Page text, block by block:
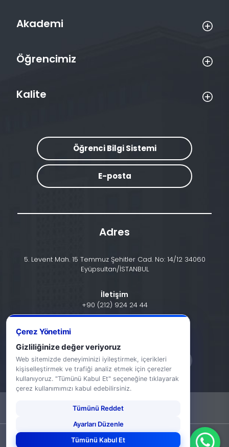
Akademi
Öğrencimiz
Kalite
Öğrenci Bilgi Sistemi
E-posta
Adres
5. Levent Mah. 15 Temmuz Şehitler Cad. No: 14/12 34060
Eyüpsultan/İSTANBUL
İletişim
+90 (212) 924 24 44
KVKK Bildirimi-Gizlilik Bildirimi
©2026 Haliç Üniversitesi. Tüm hakları saklıdır.
Çerez Yönetimi
Gizliliğinize değer veriyoruz
Web sitemizde deneyiminizi iyileştirmek, içerikleri
kişiselleştirmek ve trafiği analiz etmek için çerezler
kullanıyoruz. "Tümünü Kabul Et" seçeneğine tıklayarak
çerez kullanımımızı kabul edebilirsiniz.
Tümünü Reddet
Ayarları Düzenle
Tümünü Kabul Et